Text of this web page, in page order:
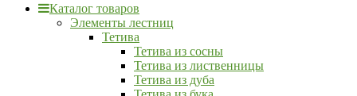
Каталог товаров
Элементы лестниц
Тетива
Тетива из сосны
Тетива из лиственницы
Тетива из дуба